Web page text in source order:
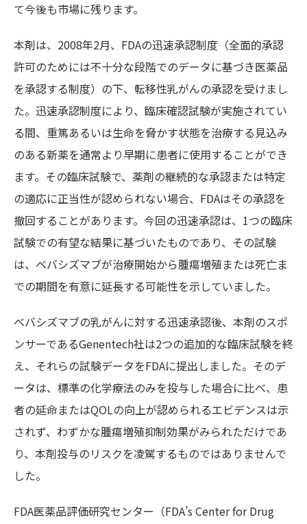
て今後も市場に残ります。
本剤は、2008年2月、FDAの迅速承認制度（全面的承認
許可のためには不十分な段階でのデータに基づき医薬品
を承認する制度）の下、転移性乳がんの承認を受けまし
た。迅速承認制度により、臨床確認試験が実施されてい
る間、重篤あるいは生命を脅かす状態を治療する見込み
のある新薬を通常より早期に患者に使用することができ
ます。その臨床試験で、薬剤の継続的な承認または特定
の適応に正当性が認められない場合、FDAはその承認を
撤回することがあります。今回の迅速承認は、1つの臨床
試験での有望な結果に基づいたものであり、その試験
は、ベバシズマブが治療開始から腫瘍増殖または死亡ま
での期間を有意に延長する可能性を示していました。
ベバシズマブの乳がんに対する迅速承認後、本剤のスポ
ンサーであるGenentech社は2つの追加的な臨床試験を終
え、それらの試験データをFDAに提出しました。そのデ
ータは、標準の化学療法のみを投与した場合に比べ、患
者の延命またはQOLの向上が認められるエビデンスは示
されず、わずかな腫瘍増殖抑制効果がみられただけであ
り、本剤投与のリスクを凌駕するものではありませんで
した。
FDA医薬品評価研究センター（FDA’s Center for Drug